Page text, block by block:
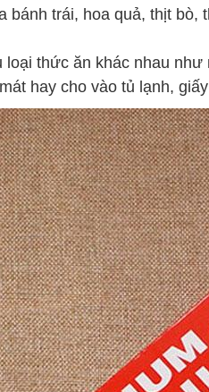
trái, hoa quả, thịt
thức ăn khác nhau
hay cho vào tủ lạnh,